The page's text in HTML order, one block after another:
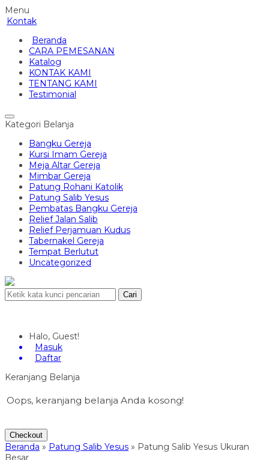
Menu
Kontak
Beranda
CARA PEMESANAN
Katalog
KONTAK KAMI
TENTANG KAMI
Testimonial
Kategori Belanja
Bangku Gereja
Kursi Imam Gereja
Meja Altar Gereja
Mimbar Gereja
Patung Rohani Katolik
Patung Salib Yesus
Pembatas Bangku Gereja
Relief Jalan Salib
Relief Perjamuan Kudus
Tabernakel Gereja
Tempat Berlutut
Uncategorized
Cari
Halo, Guest!
Masuk
Daftar
Keranjang Belanja
Oops, keranjang belanja Anda kosong!
Checkout
Beranda » Patung Salib Yesus » Patung Salib Yesus Ukuran
Besar